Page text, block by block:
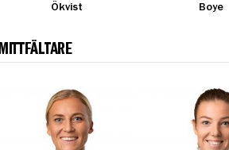
Ökvist
Boye
MITTFÄLTARE